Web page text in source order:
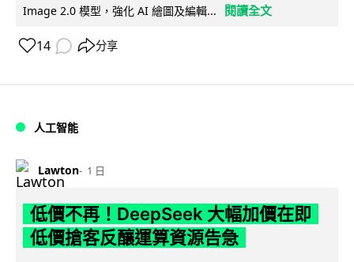
Image 2.0 模型，強化 AI 繪圖及編輯...
閱讀全文
14 分享
人工智能
Lawton 1 日
低價不再！DeepSeek 大幅加價在即
低價搶客反釀運算資源告急